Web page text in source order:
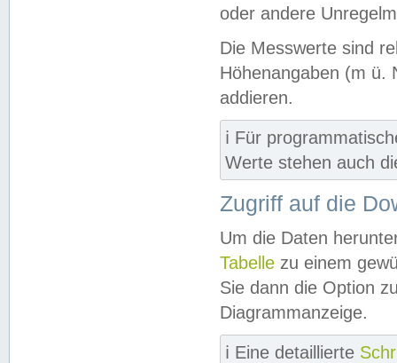
oder andere
Die Messwerte sind
Höhenangaben (m ü.
addieren.
ℹ️ Für
Werte stehen auch
Zugriff auf die
Um die Daten
Tabelle zu einem
Sie dann die Option
Diagrammanzeige.
ℹ️ Eine detaillierte